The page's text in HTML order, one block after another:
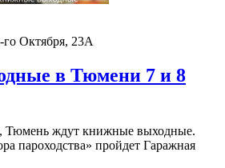
Октября, 23А
в Тюмени 7 и 8
Тюмень ждут книжные выходные.
пароходства» пройдет Гаражная